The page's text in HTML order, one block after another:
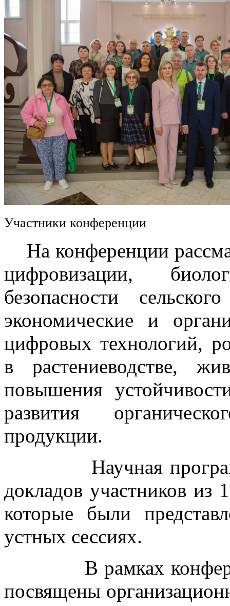
Участники конференции
На конференции
цифровизации,
безопасности
экономические и
цифровых технологий,
в растениеводстве,
повышения
развития
продукции.
Научная программа
докладов участников из
которые были
устных сессиях.
В рамках
посвящены